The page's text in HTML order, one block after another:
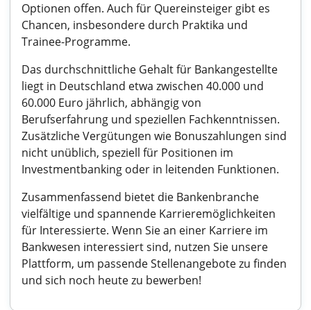
Optionen offen. Auch für Quereinsteiger gibt es
Chancen, insbesondere durch Praktika und
Trainee-Programme.
Das durchschnittliche Gehalt für Bankangestellte
liegt in Deutschland etwa zwischen 40.000 und
60.000 Euro jährlich, abhängig von
Berufserfahrung und speziellen Fachkenntnissen.
Zusätzliche Vergütungen wie Bonuszahlungen sind
nicht unüblich, speziell für Positionen im
Investmentbanking oder in leitenden Funktionen.
Zusammenfassend bietet die Bankenbranche
vielfältige und spannende Karrieremöglichkeiten
für Interessierte. Wenn Sie an einer Karriere im
Bankwesen interessiert sind, nutzen Sie unsere
Plattform, um passende Stellenangebote zu finden
und sich noch heute zu bewerben!